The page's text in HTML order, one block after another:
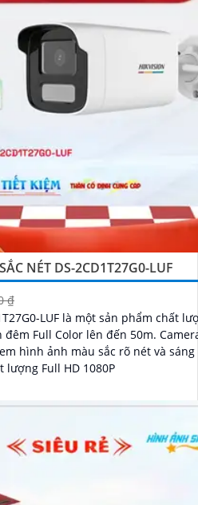
NÉT DS-2CD1T27G0-LUF
₫
LUF là một sản phẩm chất
Color lên đến 50m. Camera này
hình ảnh màu sắc rõ nét và
lượng Full HD 1080P